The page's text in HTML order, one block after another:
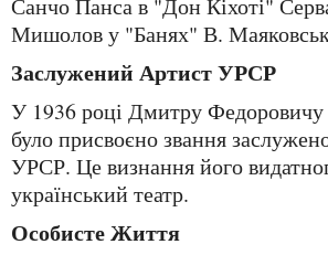
Санчо Панса в "Дон Кіхоті"
Мишолов у "Банях" В.
Заслужений Артист УРСР
У 1936 році Дмитру Федоровичу Васильчикову
було присвоєно звання
УРСР. Це визнання його
український театр.
Особисте Життя